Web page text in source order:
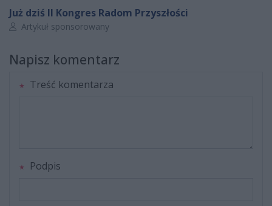
Już dziś II Kongres Radom Przyszłości
Autor artykułu:
Artykuł sponsorowany
Napisz komentarz
Treść komentarza
Podpis